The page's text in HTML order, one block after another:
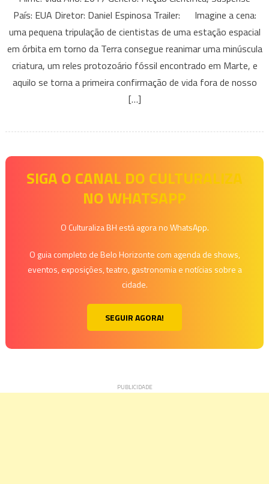
País: EUA Diretor: Daniel Espinosa Trailer: Imagine a cena:
uma pequena tripulação de cientistas de uma estação espacial
em órbita em torno da Terra consegue reanimar uma minúscula
criatura, um reles protozoário fóssil encontrado em Marte, e
aquilo se torna a primeira confirmação de vida fora de nosso
[…]
SIGA O CANAL DO CULTURALIZA
NO WHATSAPP
O Culturaliza BH está agora no WhatsApp.
O guia completo de Belo Horizonte com agenda de shows,
eventos, exposições, teatro, gastronomia e notícias sobre a
cidade.
SEGUIR AGORA!